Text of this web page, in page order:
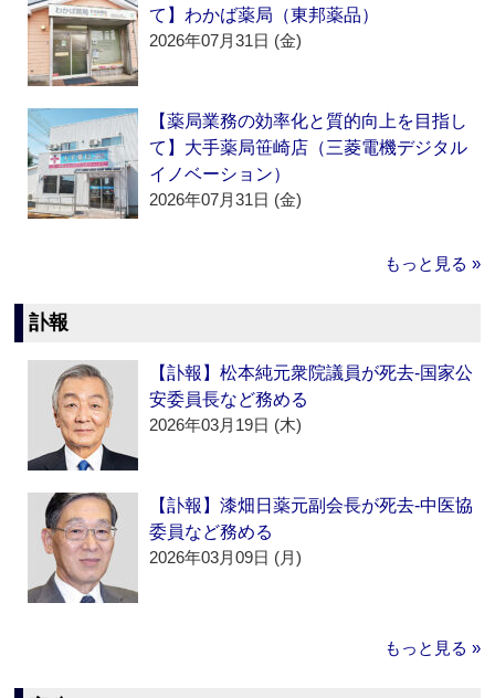
て】わかば薬局（東邦薬品）
2026年07月31日 (金)
【薬局業務の効率化と質的向上を目指し
て】大手薬局笹崎店（三菱電機デジタル
イノベーション）
2026年07月31日 (金)
もっと見る »
訃報
【訃報】松本純元衆院議員が死去‐国家公
安委員長など務める
2026年03月19日 (木)
【訃報】漆畑日薬元副会長が死去‐中医協
委員など務める
2026年03月09日 (月)
もっと見る »